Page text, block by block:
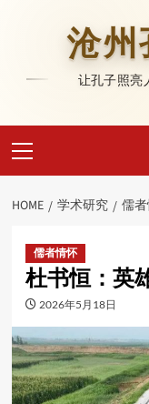
沧州
让孔子照亮
Menu
HOME 学术研究 儒
儒者情怀
杜书恒：英
2026年5月18日